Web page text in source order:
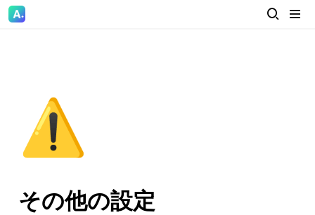
⚠️
その他の設定